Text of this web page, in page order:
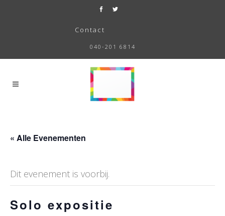
Contact
040-201 6814
« Alle Evenementen
Dit evenement is voorbij.
Solo expositie